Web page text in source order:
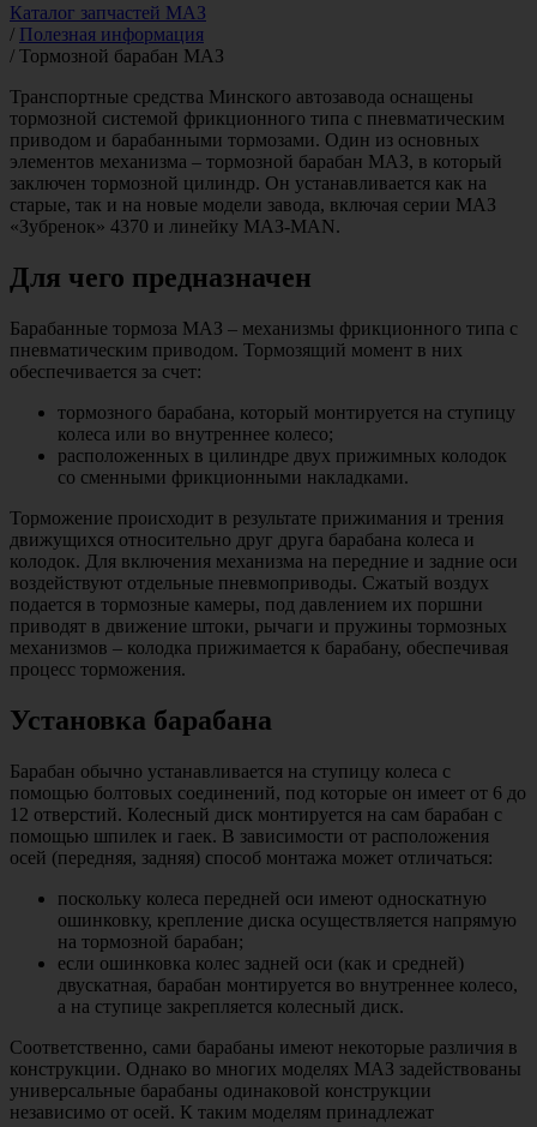
Каталог запчастей МАЗ
/ Полезная информация
/ Тормозной барабан МАЗ
Транспортные средства Минского автозавода оснащены
тормозной системой фрикционного типа с пневматическим
приводом и барабанными тормозами. Один из основных
элементов механизма – тормозной барабан МАЗ, в который
заключен тормозной цилиндр. Он устанавливается как на
старые, так и на новые модели завода, включая серии МАЗ
«Зубренок» 4370 и линейку МАЗ-MAN.
Для чего предназначен
Барабанные тормоза МАЗ – механизмы фрикционного типа с
пневматическим приводом. Тормозящий момент в них
обеспечивается за счет:
тормозного барабана, который монтируется на ступицу
колеса или во внутреннее колесо;
расположенных в цилиндре двух прижимных колодок
со сменными фрикционными накладками.
Торможение происходит в результате прижимания и трения
движущихся относительно друг друга барабана колеса и
колодок. Для включения механизма на передние и задние оси
воздействуют отдельные пневмоприводы. Сжатый воздух
подается в тормозные камеры, под давлением их поршни
приводят в движение штоки, рычаги и пружины тормозных
механизмов – колодка прижимается к барабану, обеспечивая
процесс торможения.
Установка барабана
Барабан обычно устанавливается на ступицу колеса с
помощью болтовых соединений, под которые он имеет от 6 до
12 отверстий. Колесный диск монтируется на сам барабан с
помощью шпилек и гаек. В зависимости от расположения
осей (передняя, задняя) способ монтажа может отличаться:
поскольку колеса передней оси имеют односкатную
ошинковку, крепление диска осуществляется напрямую
на тормозной барабан;
если ошинковка колес задней оси (как и средней)
двускатная, барабан монтируется во внутреннее колесо,
а на ступице закрепляется колесный диск.
Соответственно, сами барабаны имеют некоторые различия в
конструкции. Однако во многих моделях МАЗ задействованы
универсальные барабаны одинаковой конструкции
независимо от осей. К таким моделям принадлежат